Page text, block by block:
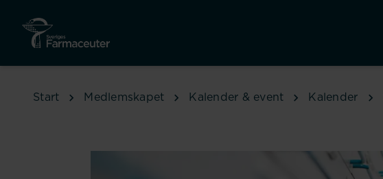
Start Medlemskapet Kalender & event Kalender